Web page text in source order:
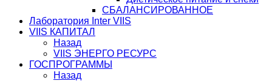
СБАЛАНСИРОВАННОЕ
Лаборатория Inter VIIS
VIIS КАПИТАЛ
Назад
VIIS ЭНЕРГО РЕСУРС
ГОСПРОГРАММЫ
Назад